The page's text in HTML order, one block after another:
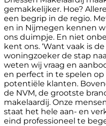
gemakkelijker. Hoe?
een begrip in de regio.
en in Nijmegen kennen
ons duimpje. En niet
kent ons. ‘Want vaak is
woningzoeker de stap
weten wij vraag en
en perfect in te spelen
potentiële klanten.
de NVM, de grootste
makelaardij. Onze
staat het hele aan- en
eind professioneel te